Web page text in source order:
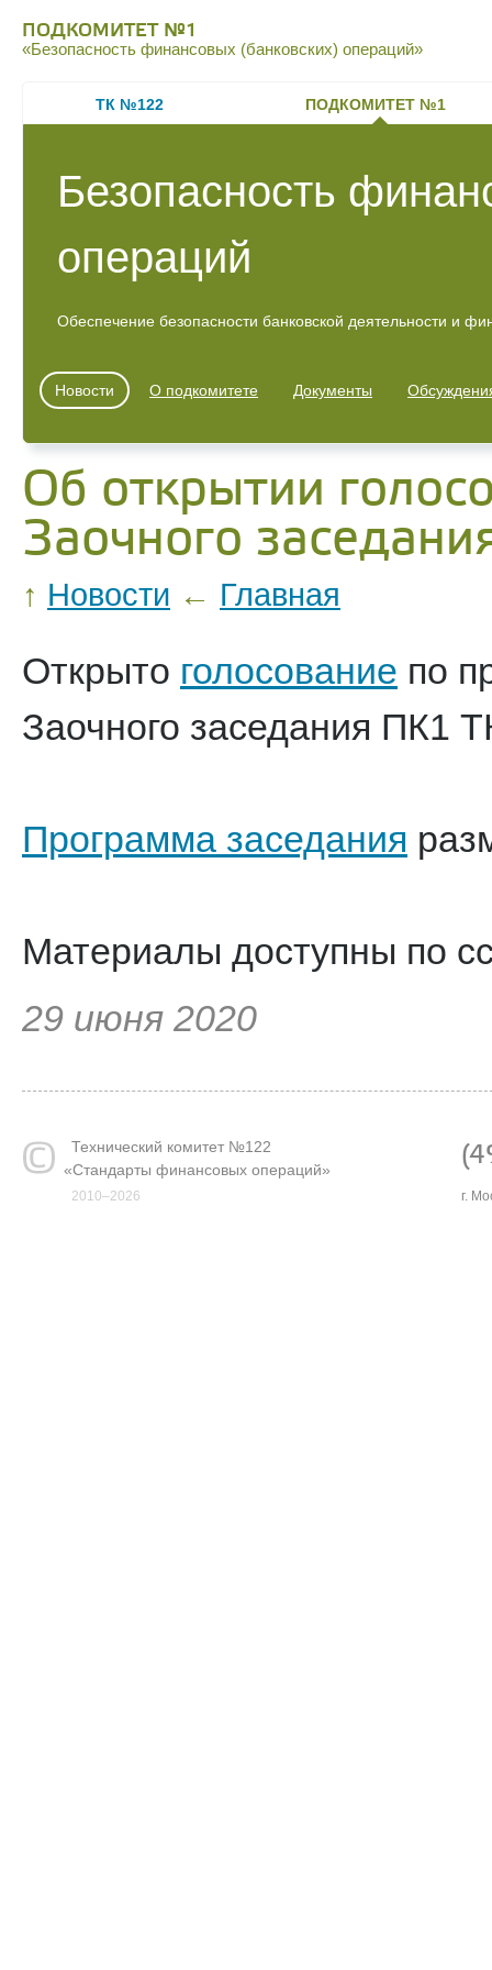
ПОДКОМИТЕТ №1
«Безопасность финансовых (банковских) операций»
ТК №122 ПОДКОМИТЕТ №1
Безопасность
операций
Обеспечение безопасности банковской деятельности и
Новости О подкомитете Документы
Об открытии
Заочного
↑ Новости ← Главная
Открыто голосование по
Заочного заседания ПК1
Программа заседания
Материалы доступны по
29 июня 2020
Технический комитет №122
«Стандарты финансовых операций»
2010–2026 г.